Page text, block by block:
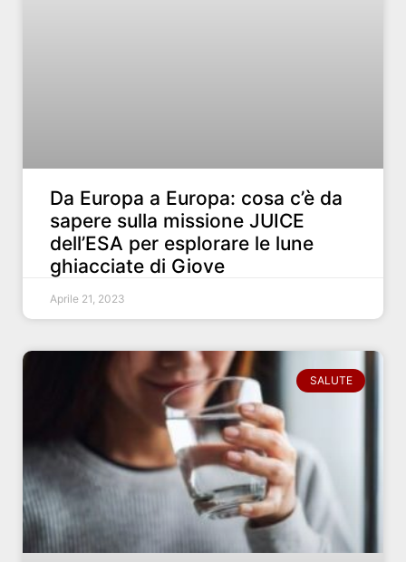
Da Europa a Europa: cosa c’è da
sapere sulla missione JUICE
dell’ESA per esplorare le lune
ghiacciate di Giove
Aprile 21, 2023
SALUTE